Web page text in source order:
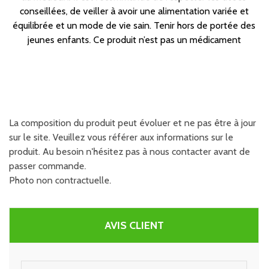
conseillées, de veiller à avoir une alimentation variée et
équilibrée et un mode de vie sain. Tenir hors de portée des
jeunes enfants. Ce produit n’est pas un médicament
La composition du produit peut évoluer et ne pas être à jour
sur le site. Veuillez vous référer aux informations sur le
produit. Au besoin n'hésitez pas à nous contacter avant de
passer commande.
Photo non contractuelle.
AVIS CLIENT